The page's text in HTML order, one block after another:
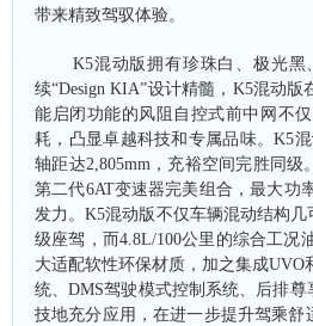
带来精致驾驭体验。
K5混动版拥有珍珠白、极光
续“Design KIA”设计精髓，K5混动
能启闭功能的风阻自控式前中网不
耗，凸显卓越科技和专属品味。K5
轴距达2,805mm，充裕空间完胜同
第二代6AT变速器完美组合，最大功
发力。K5混动版不仅车辆混动结构
级座驾，而4.8L/100公里的综合工况
大适配软性环保材质，加之集成
统、DMS驾驶模式控制系统、后排
技地充分应用，在进一步提升驾乘